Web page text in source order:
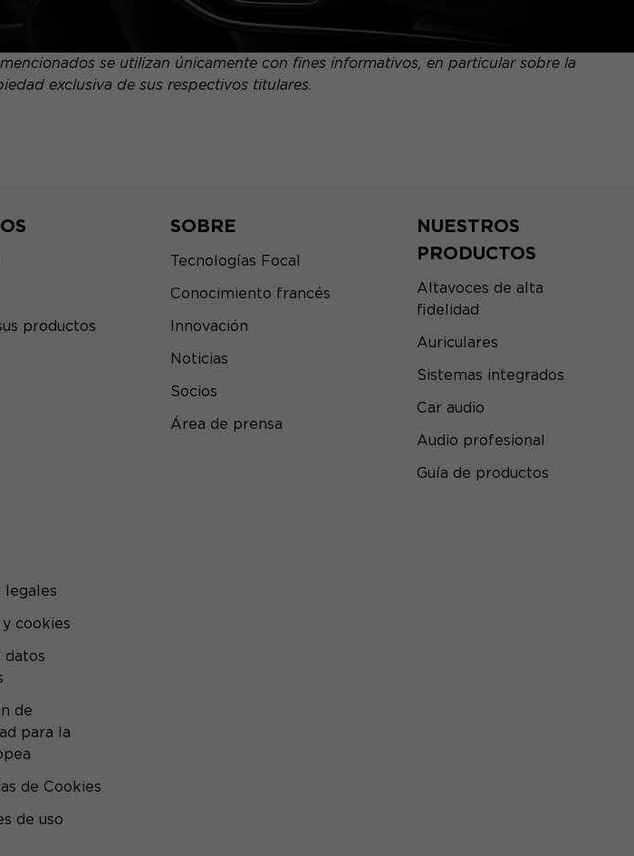
se utilizan únicamente con fines informativos, en particular sobre la
exclusiva de sus respectivos titulares.
productos
SOBRE
Tecnologías Focal
Conocimiento francés
Innovación
Noticias
Socios
Área de prensa
NUESTROS
PRODUCTOS
Altavoces de alta
fidelidad
Auriculares
Sistemas integrados
Car audio
Audio profesional
Guía de productos
legales
cookies
datos
de
para la
de Cookies
de uso